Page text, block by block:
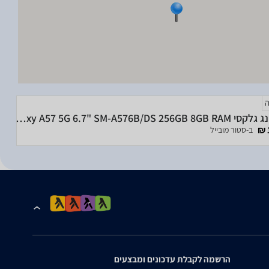
סמסונג גלקסי Samsung Galaxy A57 5G 6.7" SM-A576B/DS 256GB 8GB RAM
ב-סטור מובייל
הרשמה לקבלת עדכונים ומבצעים